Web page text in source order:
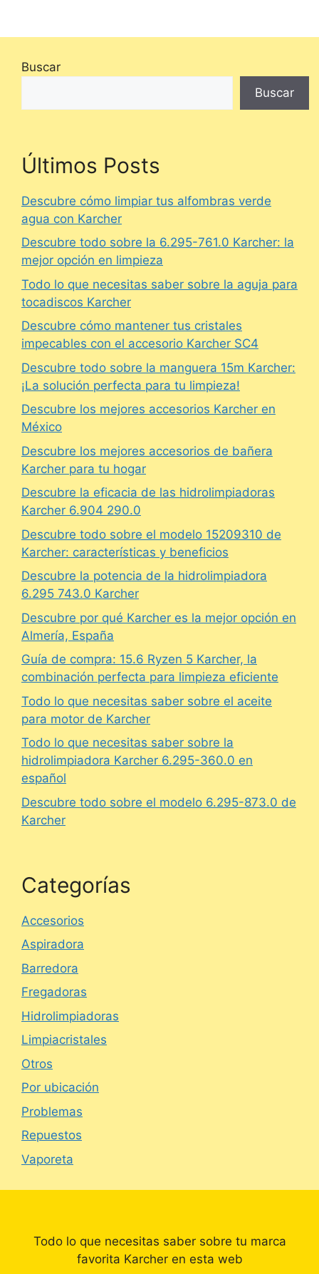
Buscar
Buscar
Últimos Posts
Descubre cómo limpiar tus alfombras verde
agua con Karcher
Descubre todo sobre la 6.295-761.0 Karcher: la
mejor opción en limpieza
Todo lo que necesitas saber sobre la aguja para
tocadiscos Karcher
Descubre cómo mantener tus cristales
impecables con el accesorio Karcher SC4
Descubre todo sobre la manguera 15m Karcher:
¡La solución perfecta para tu limpieza!
Descubre los mejores accesorios Karcher en
México
Descubre los mejores accesorios de bañera
Karcher para tu hogar
Descubre la eficacia de las hidrolimpiadoras
Karcher 6.904 290.0
Descubre todo sobre el modelo 15209310 de
Karcher: características y beneficios
Descubre la potencia de la hidrolimpiadora
6.295 743.0 Karcher
Descubre por qué Karcher es la mejor opción en
Almería, España
Guía de compra: 15.6 Ryzen 5 Karcher, la
combinación perfecta para limpieza eficiente
Todo lo que necesitas saber sobre el aceite
para motor de Karcher
Todo lo que necesitas saber sobre la
hidrolimpiadora Karcher 6.295-360.0 en
español
Descubre todo sobre el modelo 6.295-873.0 de
Karcher
Categorías
Accesorios
Aspiradora
Barredora
Fregadoras
Hidrolimpiadoras
Limpiacristales
Otros
Por ubicación
Problemas
Repuestos
Vaporeta
Todo lo que necesitas saber sobre tu marca
favorita Karcher en esta web